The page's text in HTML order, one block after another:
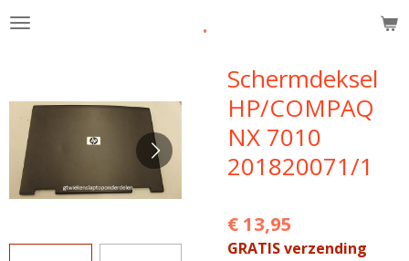
Ga
hoofdinhoud
.
Schermdeksel
HP/COMPAQ
NX 7010
201820071/1
€ 13,95
GRATIS verzending